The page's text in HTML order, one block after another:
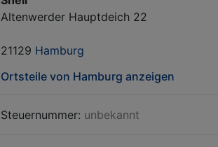
Altenwerder Hauptdeich 22
21129 Hamburg
Ortsteile von Hamburg anzeigen
Steuernummer: unbekannt